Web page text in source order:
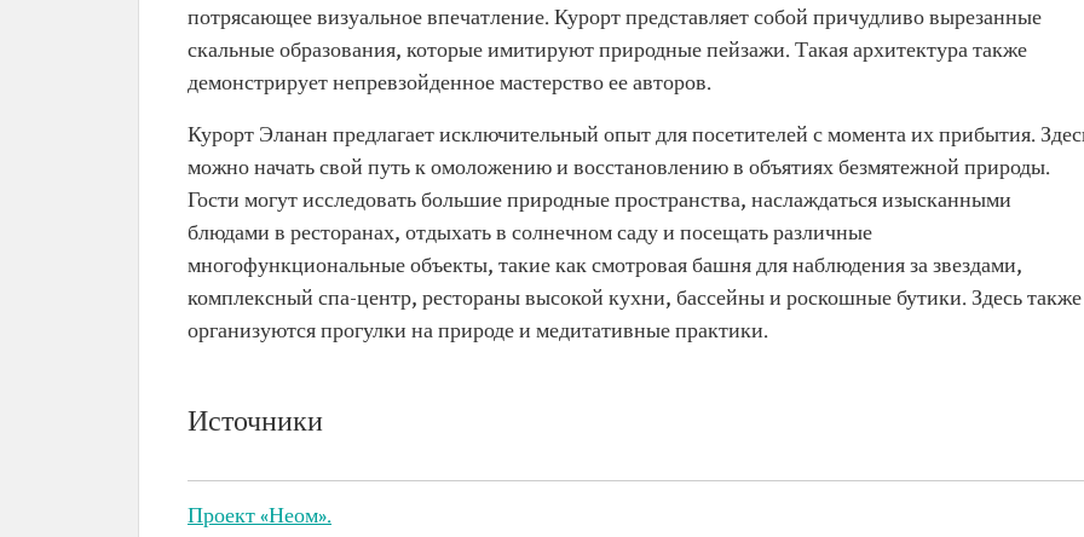
потрясающее визуальное впечатление. Курорт представляет собой причудливо вырезанные
скальные образования, которые имитируют природные пейзажи. Такая архитектура также
демонстрирует непревзойденное мастерство ее авторов.
Курорт Эланан предлагает исключительный опыт для посетителей с момента их прибытия.
можно начать свой путь к омоложению и восстановлению в объятиях безмятежной природы.
Гости могут исследовать большие природные пространства, наслаждаться изысканными
блюдами в ресторанах, отдыхать в солнечном саду и посещать различные
многофункциональные объекты, такие как смотровая башня для наблюдения за звездами,
комплексный спа-центр, рестораны высокой кухни, бассейны и роскошные бутики. Здесь также
организуются прогулки на природе и медитативные практики.
Источники
Проект «Неом».